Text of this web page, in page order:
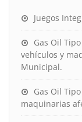
Juegos
Gas Oil
vehículos y
Municipal.
Gas Oil
maquinarias